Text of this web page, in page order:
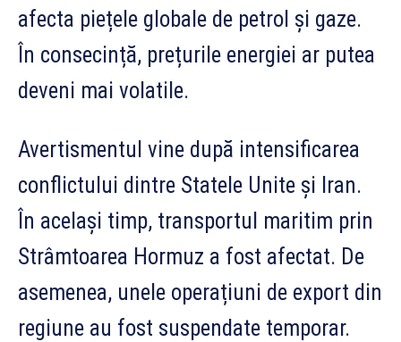
afecta piețele globale de petrol și gaze.
În consecință, prețurile energiei ar putea
deveni mai volatile.
Avertismentul vine după intensificarea
conflictului dintre Statele Unite și Iran.
În același timp, transportul maritim prin
Strâmtoarea Hormuz a fost afectat. De
asemenea, unele operațiuni de export din
regiune au fost suspendate temporar.